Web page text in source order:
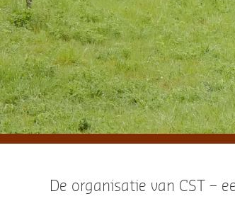
De organisatie van CST – een concept
studenten – werd toevertrouwd aan
Possoz, David Crambert, Christophe
november 2024 verliep de
cocreatie met de studenten. In
zoomt dit initiatief volop in op het
kennisopbouw,in situexperimenten,
Buiten de muren, buiten het